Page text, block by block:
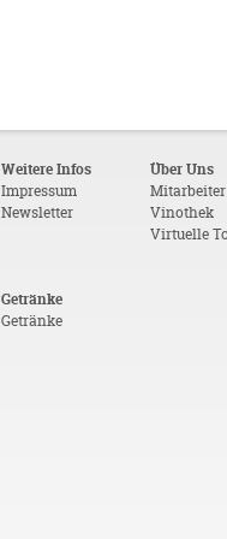
Weitere Infos
Impressum
Newsletter
Über Uns
Mitarbeiter
Vinothek
Virtuelle
Getränke
Getränke